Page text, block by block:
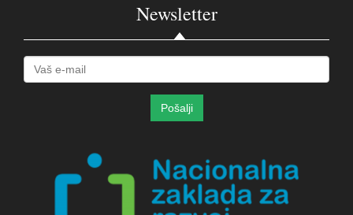
Newsletter